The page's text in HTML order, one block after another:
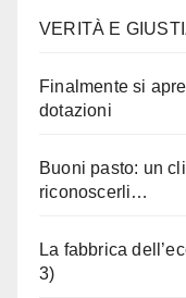
VERITÀ E
Finalmente si
dotazioni
Buoni pasto: un
riconoscerli…
La fabbrica
3)